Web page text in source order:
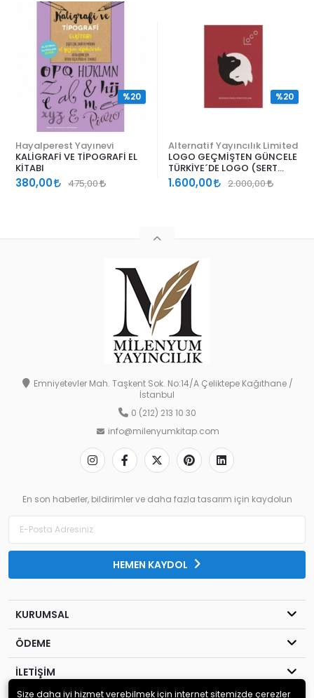
Hayalperest Yayınevi
KALİGRAFİ VE TİPOGRAFİ EL
KİTABI
380,00 475,00
%20
Alternatif Yayıncılık Limited
LOGO GEÇMİŞTEN GÜNCELE
TÜRKİYE´DE LOGO (SERT
KAPAK)
1.600,00 2.000,00
%20
Emniyetevler Mah. Taşkent Sok. No:14/A Çeliktepe Kağıthane /
İstanbul
0 (212) 213 10 30
info@milenyumkitap.com
En son haberler, bildirimler ve daha fazla tasarım için kaydolun
HEMEN KAYDOL
KURUMSAL
ÖDEME
İLETİŞİM
Size daha iyi hizmet verebilmek için internet sitemizde çerezler